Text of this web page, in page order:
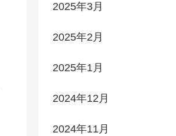
2025年3月
2025年2月
2025年1月
2024年12月
2024年11月